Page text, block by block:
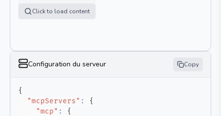
Click to load content
Configuration du serveur Copy
{
"mcpServers" :
{
"mcp" :
{